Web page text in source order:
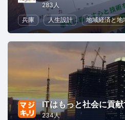
283人
兵庫
人生設計 地域経済と地
234人